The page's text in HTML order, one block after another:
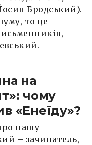
Бродський).
то це
на
чому
«Енеїду»?
нашу
– зачинатель,